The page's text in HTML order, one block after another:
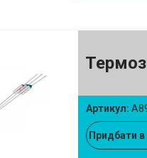
Артикул:
Придбати в